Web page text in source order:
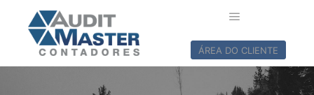
ÁREA DO CLIENTE